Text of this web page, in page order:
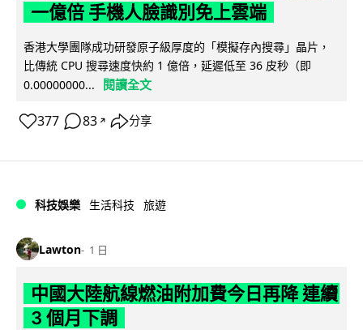
一億倍 手機人臉識別免上雲端
香港大學團隊成功研發原子級厚度的「模擬存內搜尋」晶片，
比傳統 CPU 搜尋速度快約 1 億倍，延遲低至 36 皮秒（即
0.00000000...
閱讀全文
377 83 ↗ 分享
科技娛樂 生活科技 旅遊
Lawton 1 日
中國大陸航線燃油附加費今日再降 連續
3 個月下調